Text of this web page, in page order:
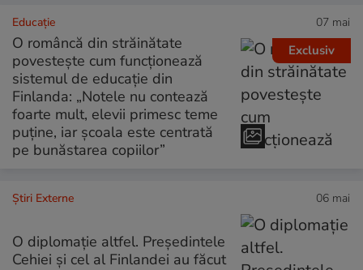
Exclusiv
Educație 07 mai
O româncă din străinătate
povestește cum funcționează
sistemul de educație din
Finlanda: „Notele nu contează
foarte mult, elevii primesc teme
puține, iar școala este centrată
pe bunăstarea copiilor”
Știri Externe 06 mai
O diplomație altfel. Președintele
Cehiei și cel al Finlandei au făcut